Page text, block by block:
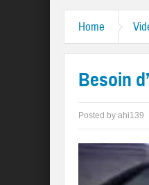
Home
Besoin
Posted by ahi139
Lecteur